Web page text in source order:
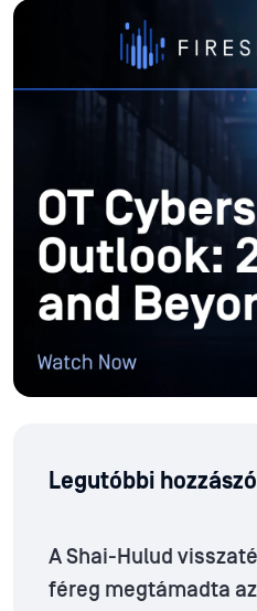
Legutóbbi
A Shai-Hulud
féreg megtámadta